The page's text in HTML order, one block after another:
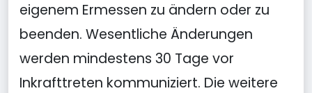
eigenem Ermessen zu ändern oder zu
beenden. Wesentliche Änderungen
werden mindestens 30 Tage vor
Inkrafttreten kommuniziert. Die weitere